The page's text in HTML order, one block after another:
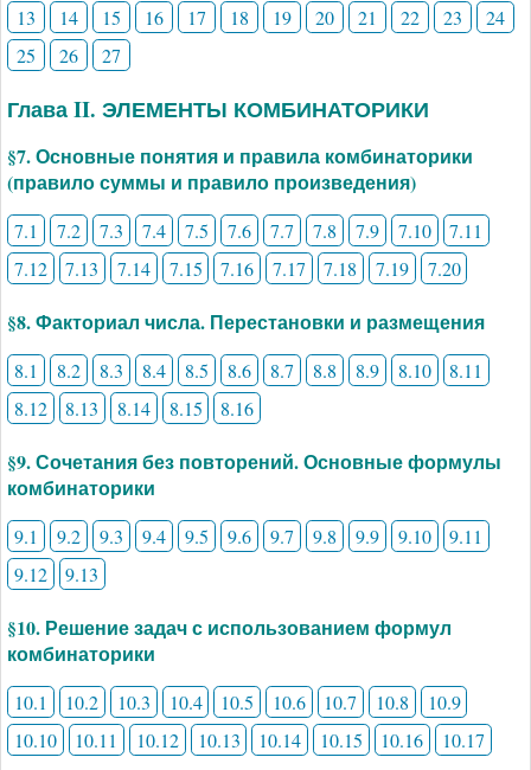
13
14 15 16 17 18 19 20 21 22 23
24
25
26 27
Глава II. ЭЛЕМЕНТЫ КОМБИНАТОРИКИ
§7. Основные понятия и правила комбинаторики
(правило суммы и правило произведения)
7.1 7.2 7.3 7.4 7.5 7.6 7.7 7.8 7.9 7.10
7.11
7.12
7.13 7.14 7.15 7.16 7.17 7.18 7.19 7.20
§8. Факториал числа. Перестановки и размещения
8.1 8.2 8.3 8.4 8.5 8.6 8.7 8.8 8.9 8.10
8.11
8.12
8.13 8.14 8.15 8.16
§9. Сочетания без повторений. Основные формулы
комбинаторики
9.1 9.2 9.3 9.4 9.5 9.6 9.7 9.8 9.9 9.10
9.11
9.12
9.13
§10. Решение задач с использованием формул
комбинаторики
10.1 10.2 10.3 10.4 10.5 10.6 10.7 10.8
10.9
10.10
10.11 10.12 10.13 10.14 10.15 10.16 10.17